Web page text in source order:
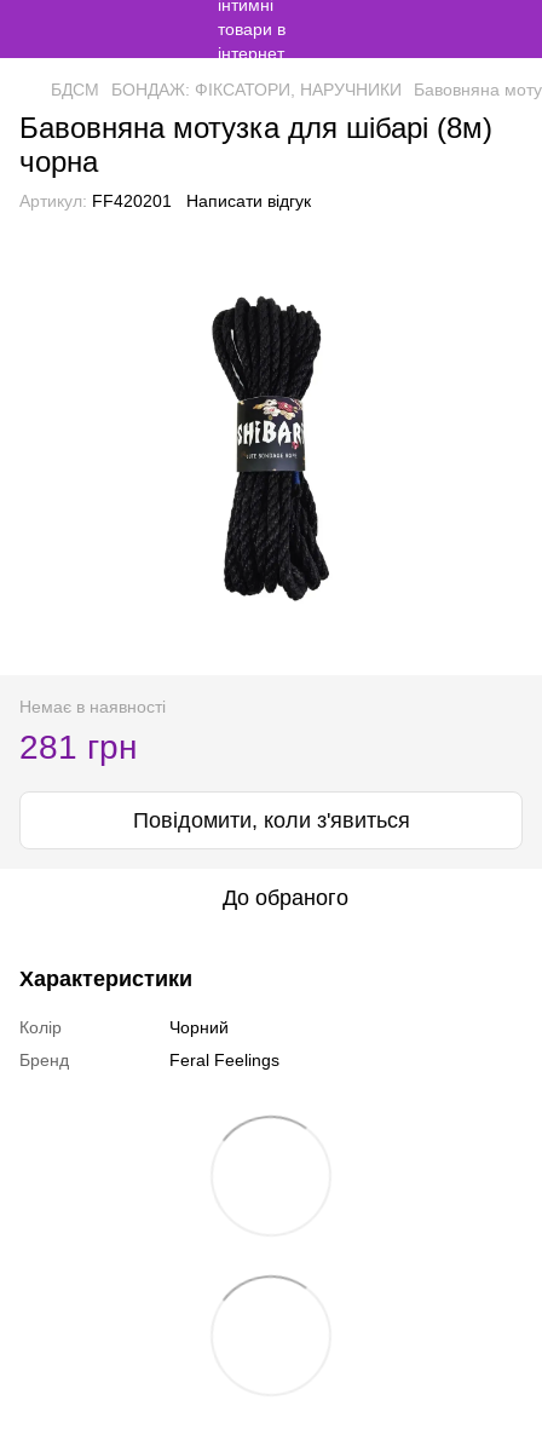
БДСМ БОНДАЖ: ФІКСАТОРИ, НАРУЧНИКИ Бавовняна
Бавовняна мотузка для шібарі (8м)
чорна
Артикул: FF420201 Написати відгук
Немає в наявності
281 грн
Повідомити, коли з'явиться
До обраного
Характеристики
Колір
Чорний
Бренд
Feral Feelings